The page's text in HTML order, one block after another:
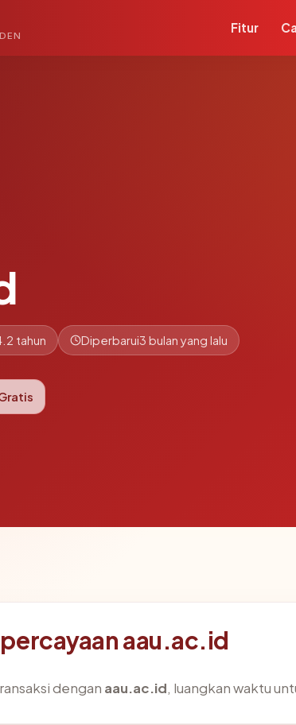
Fitur
tahun Diperbarui3 bulan yang lalu
aau.ac.id
dengan aau.ac.id, luangkan waktu